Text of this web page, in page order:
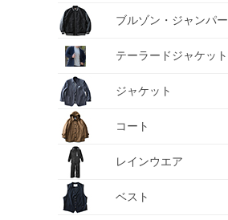
ブルゾン・ジャンパー
テーラードジャケット
ジャケット
コート
レインウエア
ベスト